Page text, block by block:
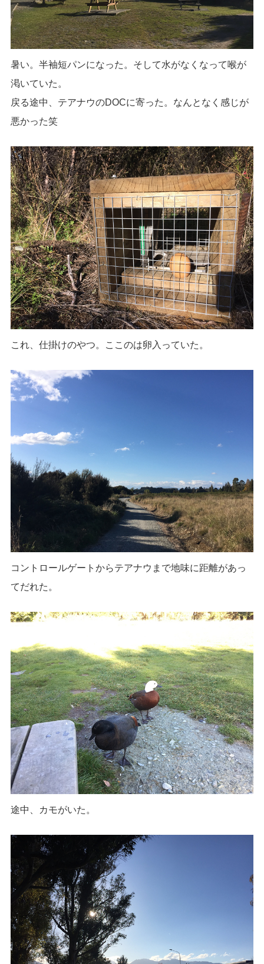
暑い。半袖短パンになった。そして水がなくなって喉が
渇いていた。
戻る途中、テアナウのDOCに寄った。なんとなく感じが
悪かった笑
これ、仕掛けのやつ。ここのは卵入っていた。
コントロールゲートからテアナウまで地味に距離があっ
てだれた。
途中、カモがいた。